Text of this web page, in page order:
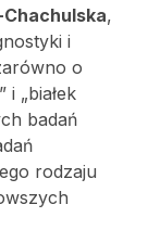
,
i
o
i „białek
badań
rodzaju